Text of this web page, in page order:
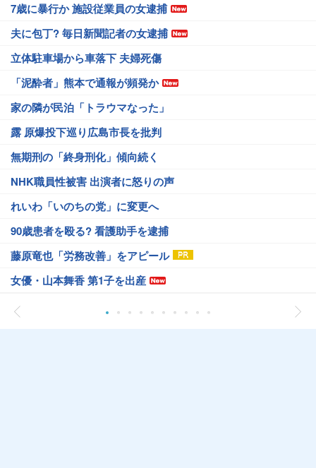
7歳に暴行か 施設従業員の女逮捕
夫に包丁? 毎日新聞記者の女逮捕
立体駐車場から車落下 夫婦死傷
「泥酔者」熊本で通報が頻発か
家の隣が民泊「トラウマなった」
露 原爆投下巡り広島市長を批判
無期刑の「終身刑化」傾向続く
NHK職員性被害 出演者に怒りの声
れいわ「いのちの党」に変更へ
90歳患者を殴る? 看護助手を逮捕
藤原竜也「労務改善」をアピール
女優・山本舞香 第1子を出産